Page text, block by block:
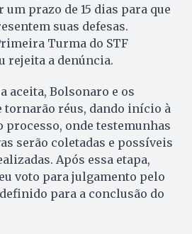
prazo de 15 dias para que
suas defesas.
Turma do STF
rejeita a denúncia.
aceita, Bolsonaro e os
tornarão réus, dando início à
processo, onde testemunhas
serão coletadas e possíveis
Após essa etapa,
voto para julgamento pelo
para a conclusão do